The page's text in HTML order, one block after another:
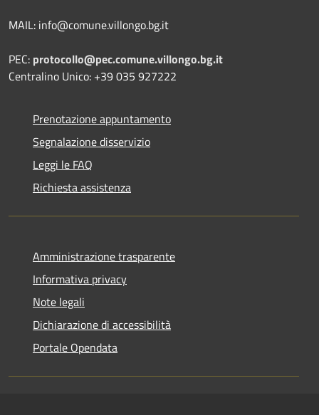
MAIL: info@comune.villongo.bg.it
PEC: protocollo@pec.comune.villongo.bg.it
Centralino Unico: +39 035 927222
Prenotazione appuntamento
Segnalazione disservizio
Leggi le FAQ
Richiesta assistenza
Amministrazione trasparente
Informativa privacy
Note legali
Dichiarazione di accessibilità
Portale Opendata